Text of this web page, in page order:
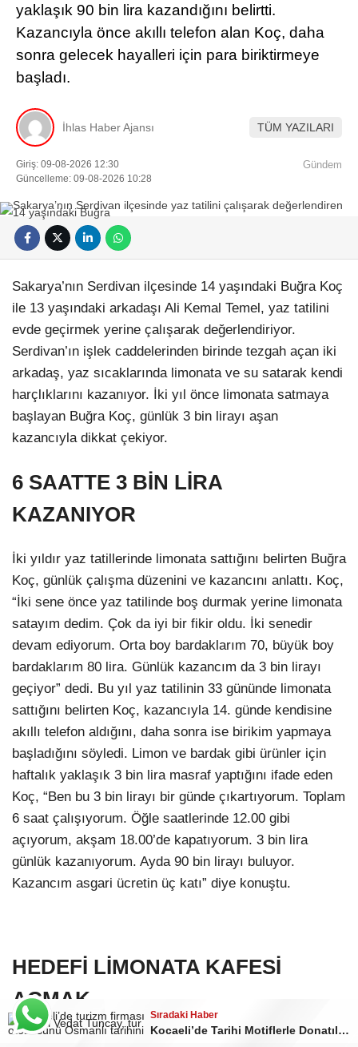
yaklaşık 90 bin lira kazandığını belirtti.
Kazancıyla önce akıllı telefon alan Koç, daha
sonra gelecek hayalleri için para biriktirmeye
başladı.
İhlas Haber Ajansı TÜM YAZILARI
Giriş: 09-08-2026 12:30
Güncelleme: 09-08-2026 10:28
Gündem
Sakarya’nın Serdivan ilçesinde 14 yaşındaki Buğra Koç
ile 13 yaşındaki arkadaşı Ali Kemal Temel, yaz tatilini
evde geçirmek yerine çalışarak değerlendiriyor.
Serdivan’ın işlek caddelerinden birinde tezgah açan iki
arkadaş, yaz sıcaklarında limonata ve su satarak kendi
harçlıklarını kazanıyor. İki yıl önce limonata satmaya
başlayan Buğra Koç, günlük 3 bin lirayı aşan
kazancıyla dikkat çekiyor.
6 SAATTE 3 BİN LİRA
KAZANIYOR
İki yıldır yaz tatillerinde limonata sattığını belirten Buğra
Koç, günlük çalışma düzenini ve kazancını anlattı. Koç,
“İki sene önce yaz tatilinde boş durmak yerine limonata
satayım dedim. Çok da iyi bir fikir oldu. İki senedir
devam ediyorum. Orta boy bardaklarım 70, büyük boy
bardaklarım 80 lira. Günlük kazancım da 3 bin lirayı
geçiyor” dedi. Bu yıl yaz tatilinin 33 gününde limonata
sattığını belirten Koç, kazancıyla 14. günde kendisine
akıllı telefon aldığını, daha sonra ise birikim yapmaya
başladığını söyledi. Limon ve bardak gibi ürünler için
haftalık yaklaşık 3 bin lira masraf yaptığını ifade eden
Koç, “Ben bu 3 bin lirayı bir günde çıkartıyorum. Toplam
6 saat çalışıyorum. Öğle saatlerinde 12.00 gibi
açıyorum, akşam 18.00’de kapatıyorum. 3 bin lira
günlük kazanıyorum. Ayda 90 bin lirayı buluyor.
Kazancım asgari ücretin üç katı” diye konuştu.
HEDEFİ LİMONATA KAFESİ
AÇMAK
Sıradaki Haber
Kocaeli’de Tarihi Motiflerle Donatılan Tur Otobüsü İlgi Odağı Oldu